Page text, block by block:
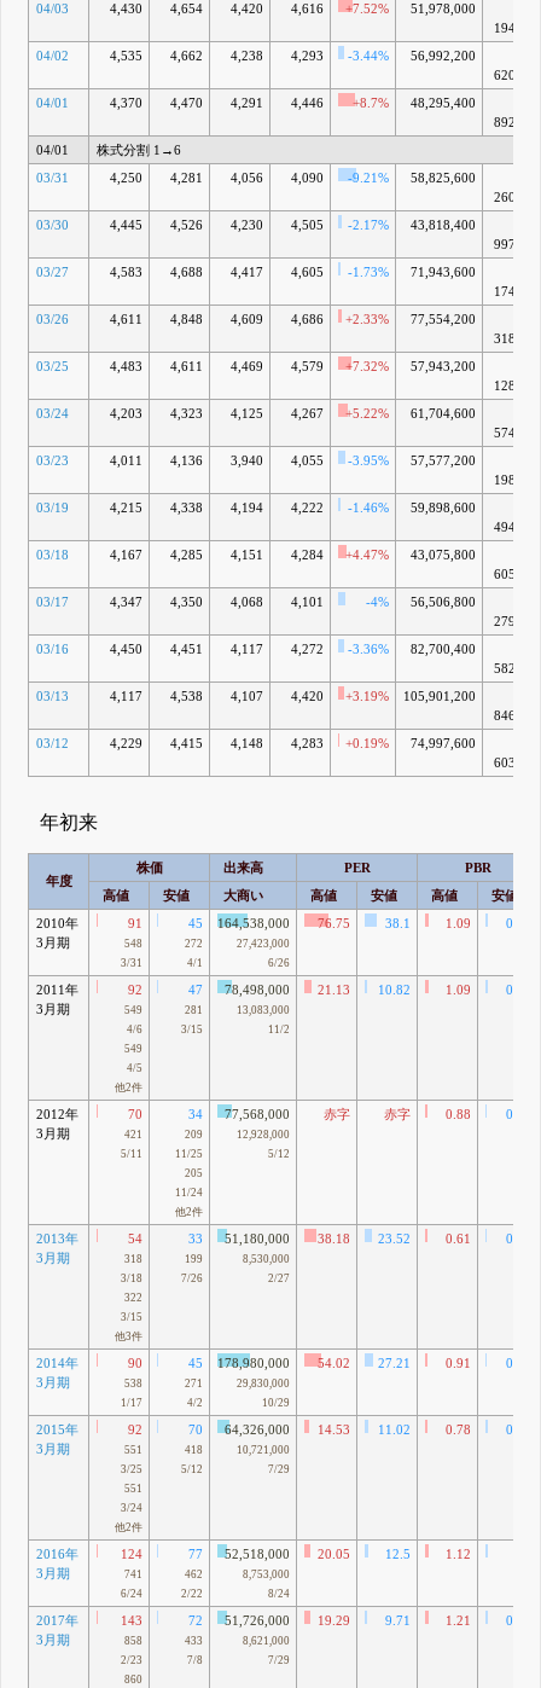
04/03 4,430 4,654 4,420 4,616 +7.52% 51,978,000
1942億
04/02
4,535 4,662 4,238 4,293 -3.44% 56,992,200
6208億
04/01
4,370 4,470 4,291 4,446 +8.7% 48,295,400
8924億
04/01
株式分割 1→6
03/31
4,250 4,281 4,056 4,090 -9.21% 58,825,600
2604億
03/30
4,445 4,526 4,230 4,505 -2.17% 43,818,400
9971億
03/27
4,583 4,688 4,417 4,605 -1.73% 71,943,600
1747億
03/26
4,611 4,848 4,609 4,686 +2.33% 77,554,200
3182億
03/25
4,483 4,611 4,469 4,579 +7.32% 57,943,200
1288億
03/24
4,203 4,323 4,125 4,267 +5.22% 61,704,600
5741億
03/23
4,011 4,136 3,940 4,055 -3.95% 57,577,200
1983億
03/19
4,215 4,338 4,194 4,222 -1.46% 59,898,600
4942億
03/18
4,167 4,285 4,151 4,284 +4.47% 43,075,800
6051億
03/17
4,347 4,350 4,068 4,101 -4% 56,506,800
2797億
03/16
4,450 4,451 4,117 4,272 -3.36% 82,700,400
5829億
03/13
4,117 4,538 4,107 4,420 +3.19% 105,901,200
8462億
03/12
4,229 4,415 4,148 4,283 +0.19% 74,997,600
6036億
年初来
年度
株価 出来高 PER
PBR
高値
安値 大商い 高値 安値 高値
安値
2010年
3月期
91
548
3/31
45
272
4/1
164,538,000
27,423,000
6/26
76.75 38.1 1.09 0.54
2011年
3月期
92
549
4/6
549
4/5
他2件
47
281
3/15
78,498,000
13,083,000
11/2
21.13 10.82 1.09 0.56
2012年
3月期
70
421
5/11
34
209
11/25
205
11/24
他2件
77,568,000
12,928,000
5/12
赤字 赤字 0.88 0.43
2013年
3月期
54
318
3/18
322
3/15
他3件
33
199
7/26
51,180,000
8,530,000
2/27
38.18 23.52 0.61 0.38
2014年
3月期
90
538
1/17
45
271
4/2
178,980,000
29,830,000
10/29
54.02 27.21 0.91 0.46
2015年
3月期
92
551
3/25
551
3/24
他2件
70
418
5/12
64,326,000
10,721,000
7/29
14.53 11.02 0.78 0.59
2016年
3月期
124
741
6/24
77
462
2/22
52,518,000
8,753,000
8/24
20.05 12.5 1.12
2017年
3月期
143
858
2/23
860
72
433
7/8
51,726,000
8,621,000
7/29
19.29 9.71 1.21 0.61